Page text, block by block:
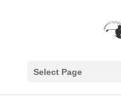
Select Page